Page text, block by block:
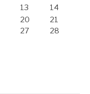
13
14
20
21
27 28